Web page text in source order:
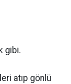
gibi.
atıp gönlü